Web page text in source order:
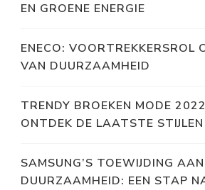
EN GROENE ENERGIE
ENECO: VOORTREKKERSROL
VAN DUURZAAMHEID
TRENDY BROEKEN MODE
ONTDEK DE LAATSTE STIJLEN
SAMSUNG’S TOEWIJDING AAN
DUURZAAMHEID: EEN STAP